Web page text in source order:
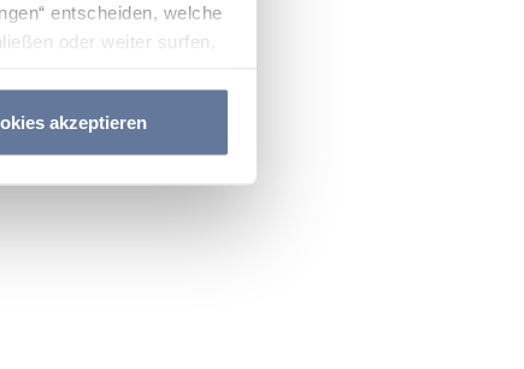
entscheiden, welche
oder weiter surfen,
akzeptieren